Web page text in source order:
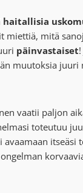
miettiä, mitä
päinvastaiset
muutoksia juuri
vaatii paljon
toteutuu
itseäsi